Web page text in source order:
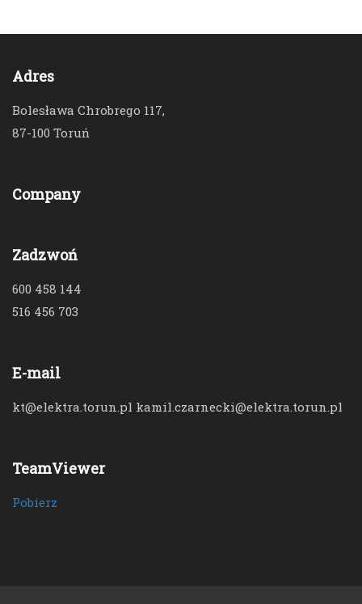
Adres
Bolesława Chrobrego 117,
87-100 Toruń
Company
Zadzwoń
600 458 144
516 456 703
E-mail
kt@elektra.torun.pl kamil.czarnecki@elektra.torun.pl
TeamViewer
Pobierz